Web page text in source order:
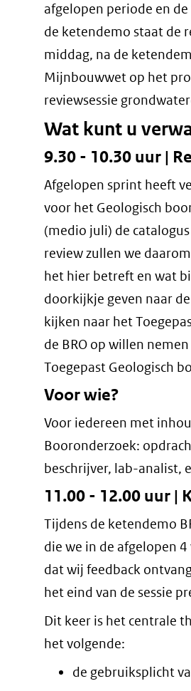
afgelopen periode en
de ketendemo staat de
middag, na de
Mijnbouwwet op het
reviewsessie
Wat kunt u
9.30 - 10.30 uur |
Afgelopen sprint heeft
voor het Geologisch
(medio juli) de
review zullen we
het hier betreft en wat
doorkijkje geven naar
kijken naar het
de BRO op willen
Toegepast Geologisch
Voor wie?
Voor iedereen met
Booronderzoek:
beschrijver, lab-analist,
11.00 - 12.00 uur |
Tijdens de ketendemo
die we in de afgelopen
dat wij feedback
het eind van de sessie
Dit keer is het centrale
het volgende:
de gebruiksplicht